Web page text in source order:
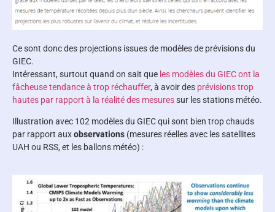
Ce sont donc des projections issues de modèles de prévisions du
GIEC.
Intéressant, surtout quand on sait que les modèles du GIEC ont la
fâcheuse tendance à trop réchauffer, à avoir des prévisions trop
hautes par rapport à la réalité des mesuressur les stations météo.
Illustration avec 102 modèles du GIEC qui sont bien trop chauds
par rapport auxobservations (mesures réelles avec les satellites
UAH ou RSS, et les ballons météo) :